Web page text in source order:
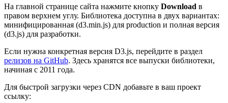
На главной странице сайта нажмите кнопку Download в
правом верхнем углу. Библиотека доступна в двух вариантах:
минифицированная (d3.min.js) для production и полная версия
(d3.js) для разработки.
Если нужна конкретная версия D3.js, перейдите в раздел
релизов на GitHub. Здесь хранятся все выпуски библиотеки,
начиная с 2011 года.
Для быстрой загрузки через CDN добавьте в ваш проект
ссылку: